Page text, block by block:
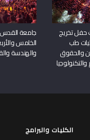
حفل تخريج
طب
والحقوق
جامعة القدس
الخامس
والهندسة
الكليات والبرامج